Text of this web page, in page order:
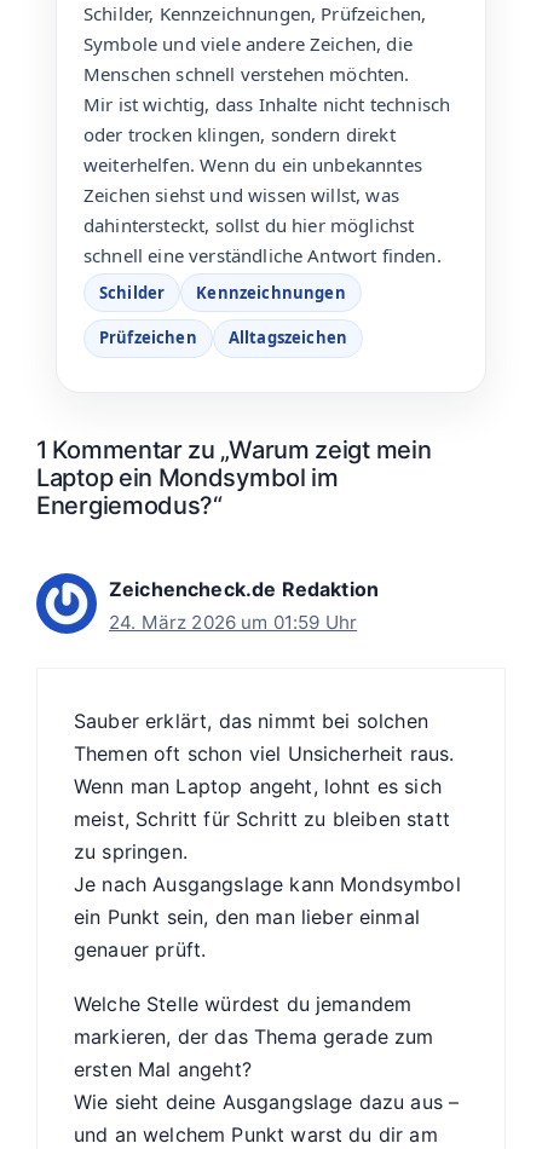
Schilder, Kennzeichnungen, Prüfzeichen,
Symbole und viele andere Zeichen, die
Menschen schnell verstehen möchten.
Mir ist wichtig, dass Inhalte nicht technisch
oder trocken klingen, sondern direkt
weiterhelfen. Wenn du ein unbekanntes
Zeichen siehst und wissen willst, was
dahintersteckt, sollst du hier möglichst
schnell eine verständliche Antwort finden.
Schilder Kennzeichnungen
Prüfzeichen Alltagszeichen
1 Kommentar zu „Warum zeigt mein
Laptop ein Mondsymbol im
Energiemodus?“
Zeichencheck.de Redaktion
24. März 2026 um 01:59 Uhr
Sauber erklärt, das nimmt bei solchen
Themen oft schon viel Unsicherheit raus.
Wenn man Laptop angeht, lohnt es sich
meist, Schritt für Schritt zu bleiben statt
zu springen.
Je nach Ausgangslage kann Mondsymbol
ein Punkt sein, den man lieber einmal
genauer prüft.
Welche Stelle würdest du jemandem
markieren, der das Thema gerade zum
ersten Mal angeht?
Wie sieht deine Ausgangslage dazu aus –
und an welchem Punkt warst du dir am